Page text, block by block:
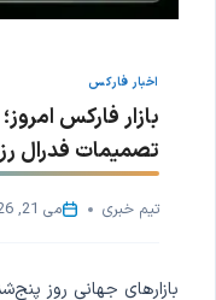
اخبار فارکس
بازار فارکس
تصمیمات فدرال
تیم خبری می 21, 2026
بازارهای جهانی روز